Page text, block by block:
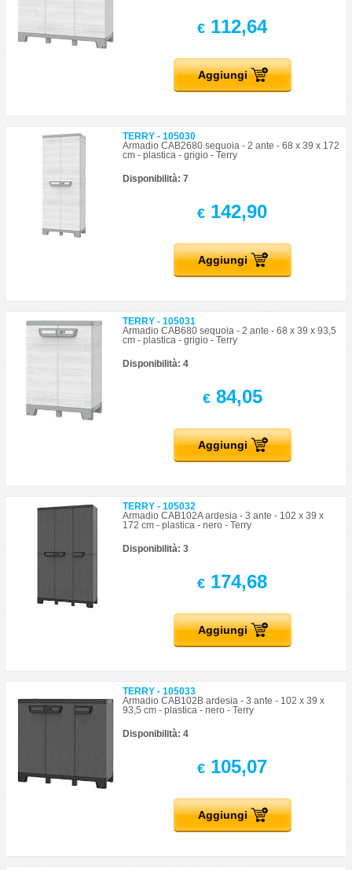
€ 112,64
Aggiungi
TERRY - 105030
Armadio CAB2680 sequoia - 2 ante - 68 x 39 x 172
cm - plastica - grigio - Terry
Disponibilità: 7
€ 142,90
Aggiungi
TERRY - 105031
Armadio CAB680 sequoia - 2 ante - 68 x 39 x 93,5
cm - plastica - grigio - Terry
Disponibilità: 4
€84,05
Aggiungi
TERRY - 105032
Armadio CAB102A ardesia - 3 ante - 102 x 39 x
172 cm - plastica - nero - Terry
Disponibilità: 3
€ 174,68
Aggiungi
TERRY - 105033
Armadio CAB102B ardesia - 3 ante - 102 x 39 x
93,5 cm - plastica - nero - Terry
Disponibilità: 4
€ 105,07
Aggiungi